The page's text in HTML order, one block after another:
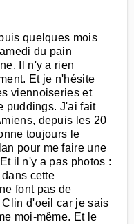
quelques mois
du pain
Il n'y a rien
Et je n'hésite
viennoiseries et
puddings. J'ai fait
depuis les 20
toujours le
pour me faire une
il n'y a pas photos :
cette
font pas de
d'oeil car je sais
moi-même. Et le